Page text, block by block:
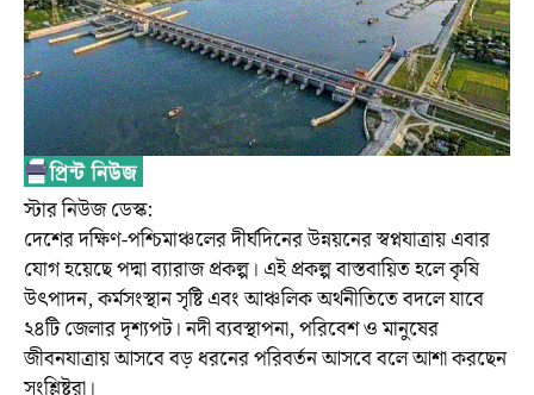
স্টার নিউজ ডেস্ক:
দেশের দক্ষিণ-পশ্চিমাঞ্চলের দীর্ঘদিনের উন্নয়নের স্বপ্নযাত্রায় এবার
যোগ হয়েছে পদ্মা ব্যারাজ প্রকল্প। এই প্রকল্প বাস্তবায়িত হলে কৃষি
উৎপাদন, কর্মসংস্থান সৃষ্টি এবং আঞ্চলিক অর্থনীতিতে বদলে যাবে
২৪টি জেলার দৃশ্যপট। নদী ব্যবস্থাপনা, পরিবেশ ও মানুষের
জীবনযাত্রায় আসবে বড় ধরনের পরিবর্তন আসবে বলে আশা করছেন